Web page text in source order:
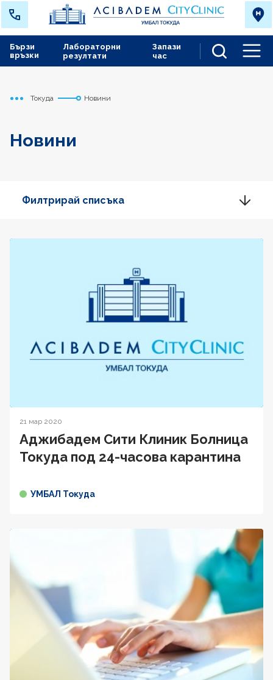
Лабораторни
резултати
Запази
час
Бързи
връзки
Начало
Токуда Новини
Новини
Филтрирай списъка
21 мар 2020
Аджибадем Сити Клиник Болница
Токуда под 24-часова карантина
УМБАЛ Токуда